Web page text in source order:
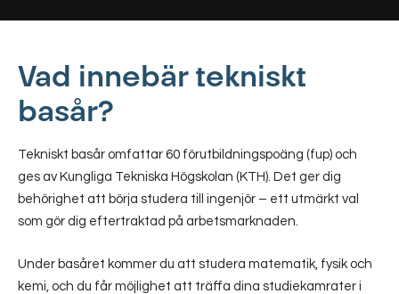
Vad innebär tekniskt
basår?
Tekniskt basår omfattar 60 förutbildningspoäng (fup) och
ges av Kungliga Tekniska Högskolan (KTH). Det ger dig
behörighet att börja studera till ingenjör – ett utmärkt val
som gör dig eftertraktad på arbetsmarknaden.
Under basåret kommer du att studera matematik, fysik och
kemi, och du får möjlighet att träffa dina studiekamrater i